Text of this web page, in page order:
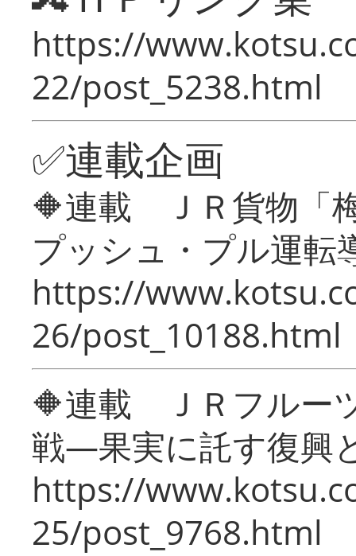
https://
22/post_5238.html
✅連載企画
🔶連載 ＪＲ貨物「
プッシュ・プル運転
https://
26/post_10188.html
🔶連載 ＪＲフルー
戦―果実に託す復興
https://
25/post_9768.html